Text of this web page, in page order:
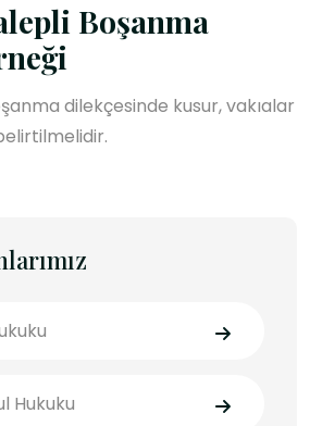
Boşanma
dilekçesinde kusur, vakıalar
Hukuku